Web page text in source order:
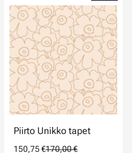
Piirto Unikko tapet
150,75 €170,00 €